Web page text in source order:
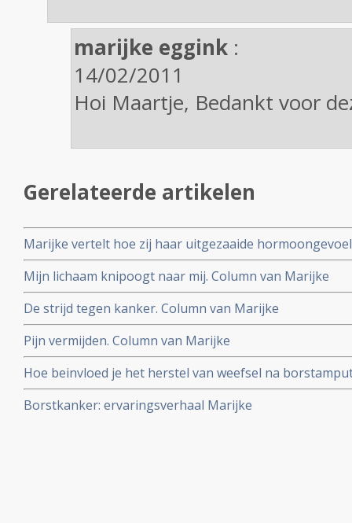
marijke eggink :
14/02/2011
Hoi Maartje, Bedankt voor
Gerelateerde artikelen
Marijke vertelt hoe zij haar uitgezaaide
onder controle houdt met complementaire aanpak en
reguliere ingrepen
Mijn lichaam knipoogt naar mij. Column van Marijke
De strijd tegen kanker. Column van Marijke
Pijn vermijden. Column van Marijke
Hoe beinvloed je het herstel van weefsel na
Borstkanker: ervaringsverhaal Marijke